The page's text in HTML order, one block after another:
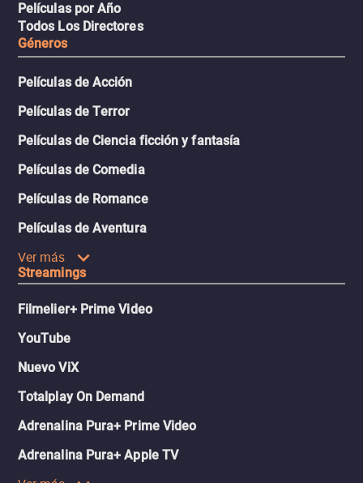
Películas por Año
Todos Los Directores
Géneros
Películas de Acción
Películas de Terror
Películas de Ciencia ficción y fantasía
Películas de Comedia
Películas de Romance
Películas de Aventura
Ver más
Streamings
Filmelier+ Prime Video
YouTube
Nuevo ViX
Totalplay On Demand
Adrenalina Pura+ Prime Video
Adrenalina Pura+ Apple TV